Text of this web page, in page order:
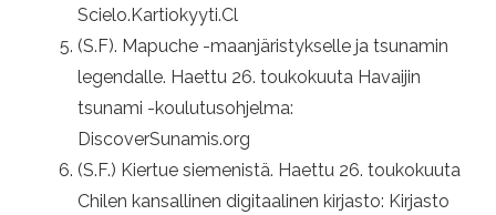
Scielo.Kartiokyyti.Cl
(S.F). Mapuche -maanjäristykselle ja tsunamin
legendalle. Haettu 26. toukokuuta Havaijin
tsunami -koulutusohjelma:
DiscoverSunamis.org
(S.F.) Kiertue siemenistä. Haettu 26. toukokuuta
Chilen kansallinen digitaalinen kirjasto: Kirjasto